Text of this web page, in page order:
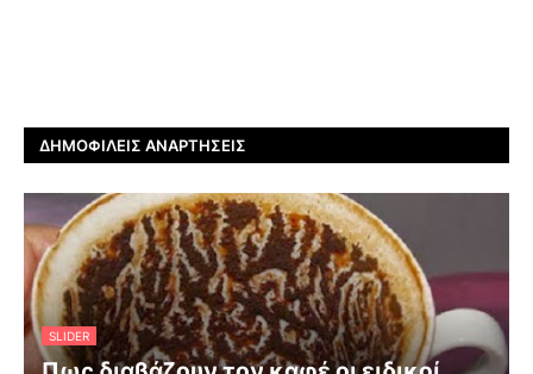
ΔΗΜΟΦΙΛΕΊΣ ΑΝΑΡΤΉΣΕΙΣ
SLIDER